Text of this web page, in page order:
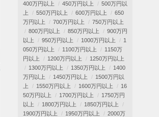
400万円以上 450万円以上
500万円以
上
550万円以上 600万円以上
650
万円以上
700万円以上
750万円以上
800万円以上
850万円以上
900万円
以上
950万円以上 1000万円以上
1
050万円以上
1100万円以上
1150万
円以上
1200万円以上
1250万円以上
1300万円以上
1350万円以上
1400
万円以上
1450万円以上
1500万円以
上
1550万円以上 1600万円以上
16
50万円以上
1700万円以上
1750万円
以上
1800万円以上
1850万円以上
1900万円以上
1950万円以上
2000万